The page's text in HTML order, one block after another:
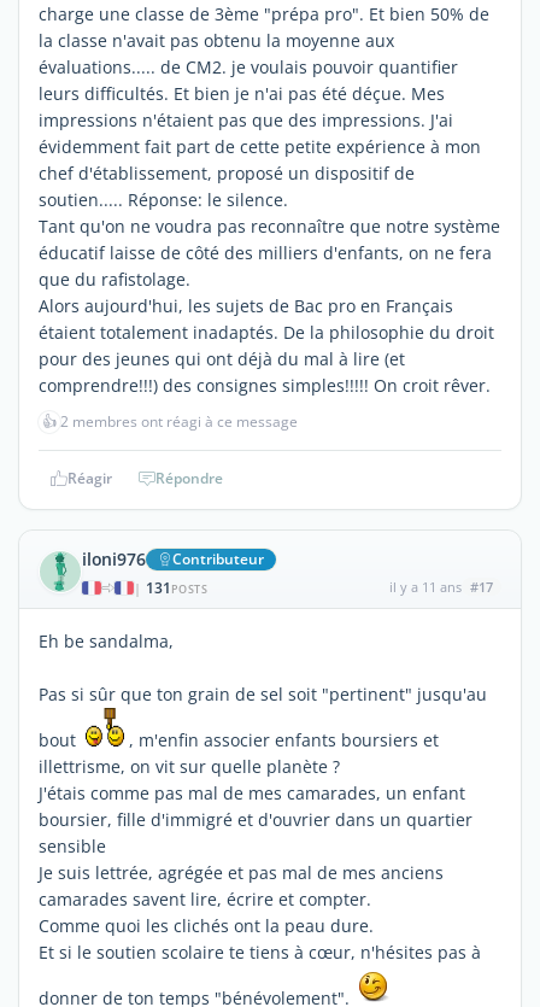
charge une classe de 3ème "prépa pro". Et bien 50% de
la classe n'avait pas obtenu la moyenne aux
évaluations..... de CM2. je voulais pouvoir quantifier
leurs difficultés. Et bien je n'ai pas été déçue. Mes
impressions n'étaient pas que des impressions. J'ai
évidemment fait part de cette petite expérience à mon
chef d'établissement, proposé un dispositif de
soutien..... Réponse: le silence.
Tant qu'on ne voudra pas reconnaître que notre système
éducatif laisse de côté des milliers d'enfants, on ne fera
que du rafistolage.
Alors aujourd'hui, les sujets de Bac pro en Français
étaient totalement inadaptés. De la philosophie du droit
pour des jeunes qui ont déjà du mal à lire (et
comprendre!!!) des consignes simples!!!!! On croit rêver.
👍2 membres ont réagi à ce message
Réagir Répondre
iloni976 Contributeur
| 131 POSTS il y a 11 ans #17
Eh be sandalma,
Pas si sûr que ton grain de sel soit "pertinent" jusqu'au
bout
, m'enfin associer enfants boursiers et
illettrisme, on vit sur quelle planète ?
J'étais comme pas mal de mes camarades, un enfant
boursier, fille d'immigré et d'ouvrier dans un quartier
sensible
Je suis lettrée, agrégée et pas mal de mes anciens
camarades savent lire, écrire et compter.
Comme quoi les clichés ont la peau dure.
Et si le soutien scolaire te tiens à cœur, n'hésites pas à
donner de ton temps "bénévolement".